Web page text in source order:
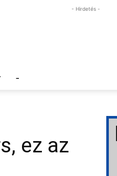
- Hirdetés -
–
ez az